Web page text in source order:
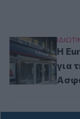
Η
Η
για